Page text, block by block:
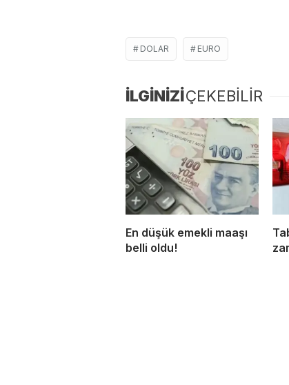
DOLAR EURO
İLGİNİZİÇEKEBİLİR
En düşük emekli maaşı
belli oldu!